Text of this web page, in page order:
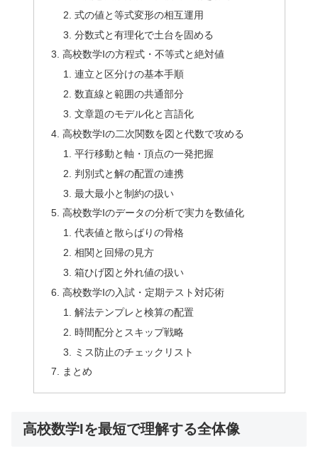
式の値と等式変形の相互運用
分数式と有理化で土台を固める
高校数学Iの方程式・不等式と絶対値
連立と区分けの基本手順
数直線と範囲の共通部分
文章題のモデル化と言語化
高校数学Iの二次関数を図と代数で攻める
平行移動と軸・頂点の一発把握
判別式と解の配置の連携
最大最小と制約の扱い
高校数学Iのデータの分析で実力を数値化
代表値と散らばりの骨格
相関と回帰の見方
箱ひげ図と外れ値の扱い
高校数学Iの入試・定期テスト対応術
解法テンプレと検算の配置
時間配分とスキップ戦略
ミス防止のチェックリスト
まとめ
高校数学Iを最短で理解する全体像